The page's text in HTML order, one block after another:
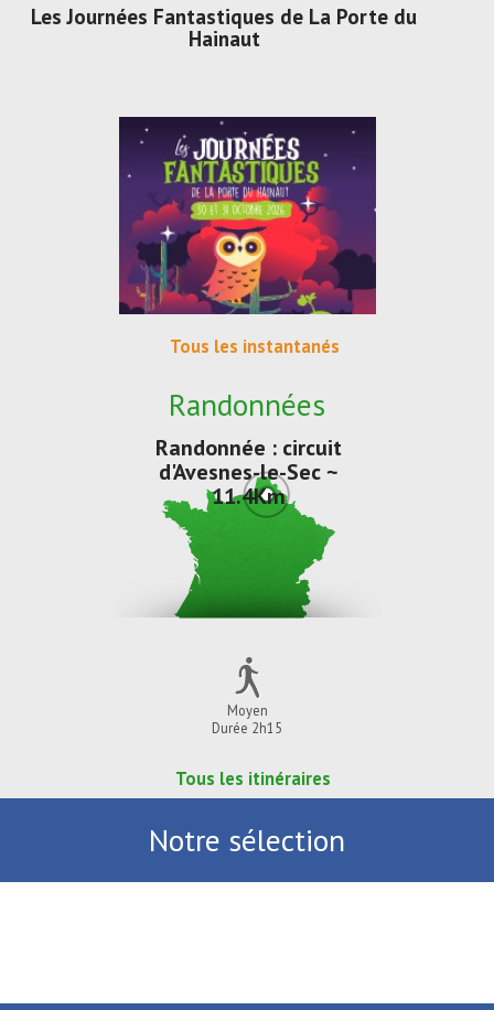
Les Journées Fantastiques de La Porte du
Hainaut
Tous les instantanés
Randonnées
Randonnée : circuit
d'Avesnes-le-Sec ~
11.4Km
Moyen
Durée 2h15
Tous les itinéraires
Notre sélection